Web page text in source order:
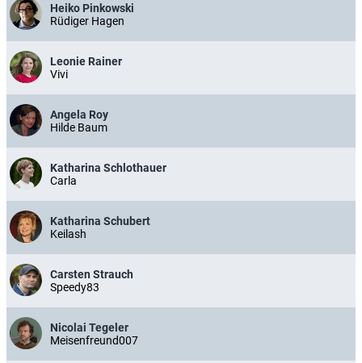
Heiko Pinkowski
Rüdiger Hagen
Leonie Rainer
Vivi
Angela Roy
Hilde Baum
Katharina Schlothauer
Carla
Katharina Schubert
Keilash
Carsten Strauch
Speedy83
Nicolai Tegeler
Meisenfreund007